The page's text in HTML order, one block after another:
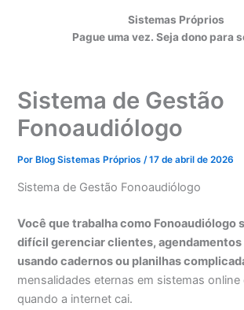
Sistemas Próprios
Pague uma vez. Seja dono para
Sistema de Gestão
Fonoaudiólogo
Por Blog Sistemas Próprios/17 de abril de 2026
Sistema de Gestão Fonoaudiólogo
Você que trabalha como Fonoaudiólogo
difícil gerenciar clientes,
usando cadernos ou planilhas
mensalidades eternas em sistemas online
quando a internet cai.